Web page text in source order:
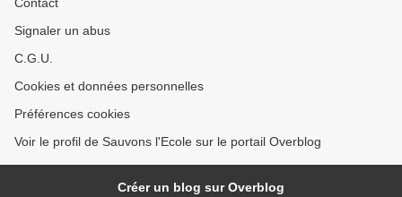
Signaler un abus
C.G.U.
Cookies et données personnelles
Préférences cookies
Voir le profil de Sauvons l'Ecole sur le portail Overblog
Créer un blog sur Overblog